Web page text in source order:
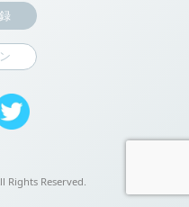
Reserved.